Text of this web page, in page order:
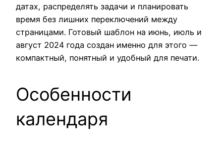
датах, распределять задачи и планировать
время без лишних переключений между
страницами. Готовый шаблон на июнь, июль и
август 2024 года создан именно для этого —
компактный, понятный и удобный для печати.
Особенности
календаря